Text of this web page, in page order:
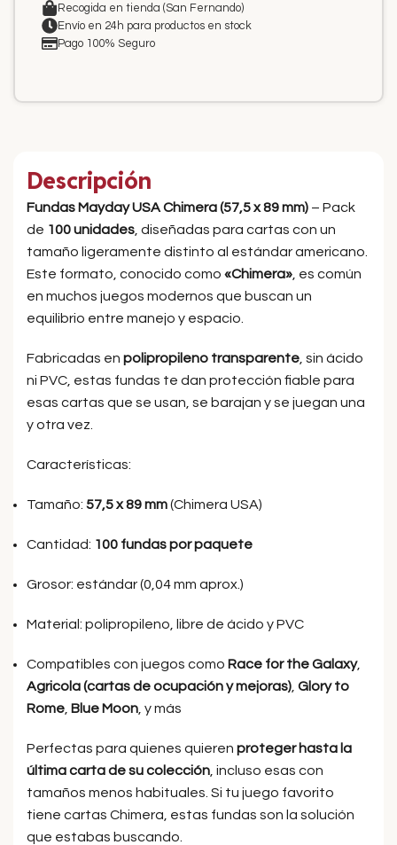
Recogida en tienda (San Fernando)
Envío en 24h para productos en stock
Pago 100% Seguro
Descripción
Fundas Mayday USA Chimera (57,5 x 89 mm) – Pack
de 100 unidades , diseñadas para cartas con un
tamaño ligeramente distinto al estándar americano.
Este formato, conocido como «Chimera» , es común
en muchos juegos modernos que buscan un
equilibrio entre manejo y espacio.
Fabricadas en polipropileno transparente , sin ácido
ni PVC, estas fundas te dan protección fiable para
esas cartas que se usan, se barajan y se juegan una
y otra vez.
Características:
Tamaño: 57,5 x 89 mm(Chimera USA)
Cantidad: 100 fundas por paquete
Grosor: estándar (0,04 mm aprox.)
Material: polipropileno, libre de ácido y PVC
Compatibles con juegos como Race for the Galaxy,
Agricola (cartas de ocupación y mejoras) Glory to
Rome Blue Moon , y más
Perfectas para quienes quieren proteger hasta la
última carta de su colección , incluso esas con
tamaños menos habituales. Si tu juego favorito
tiene cartas Chimera, estas fundas son la solución
que estabas buscando.